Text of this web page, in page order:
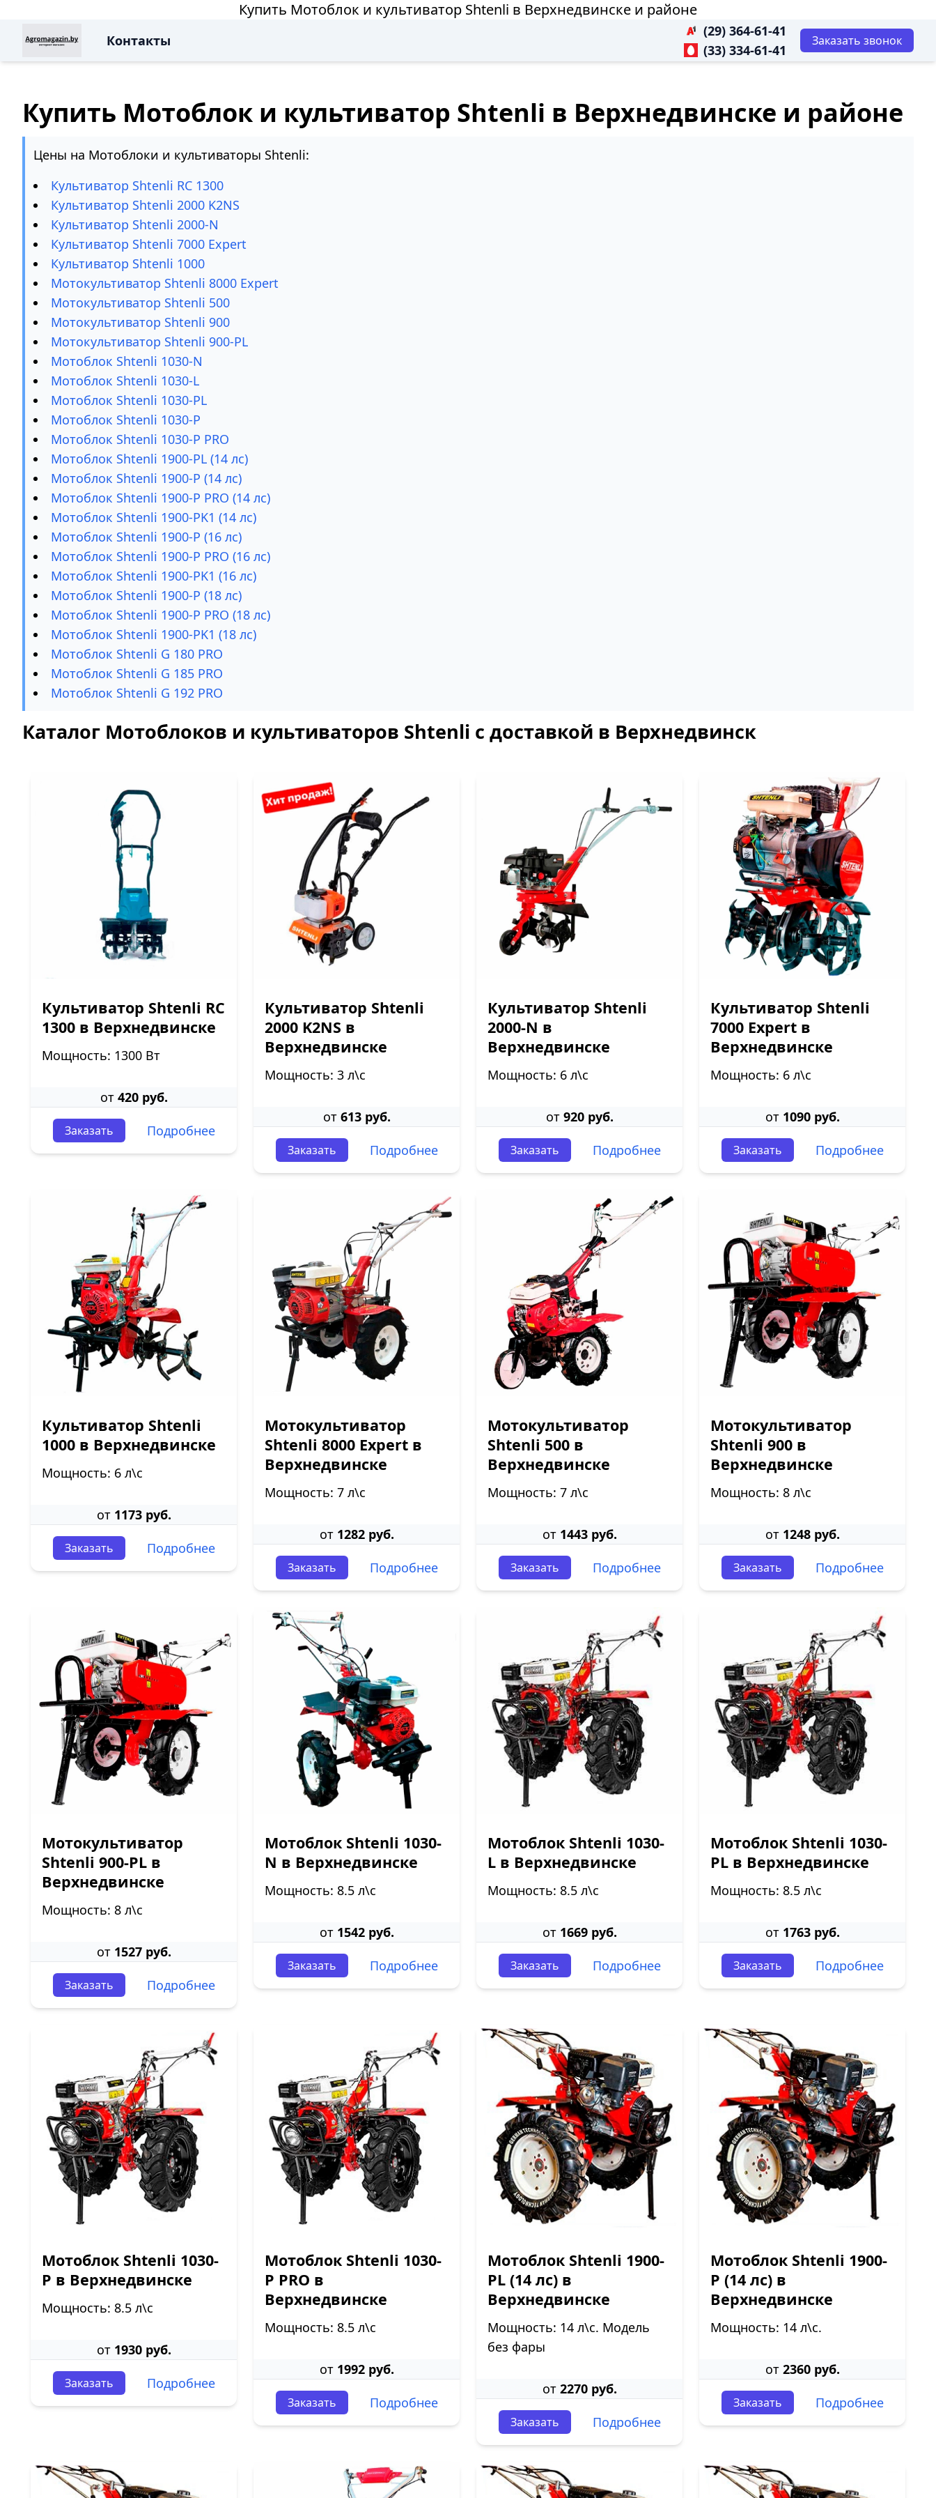
Купить Мотоблок и культиватор Shtenli в Верхнедвинске и районе
Контакты
(29) 364-61-41
(33) 334-61-41
Заказать звонок
Купить Мотоблок и культиватор Shtenli в Верхнедвинске и районе
Цены на Мотоблоки и культиваторы Shtenli:
Культиватор Shtenli RC 1300
Культиватор Shtenli 2000 K2NS
Культиватор Shtenli 2000-N
Культиватор Shtenli 7000 Expert
Культиватор Shtenli 1000
Мотокультиватор Shtenli 8000 Expert
Мотокультиватор Shtenli 500
Мотокультиватор Shtenli 900
Мотокультиватор Shtenli 900-PL
Мотоблок Shtenli 1030-N
Мотоблок Shtenli 1030-L
Мотоблок Shtenli 1030-PL
Мотоблок Shtenli 1030-P
Мотоблок Shtenli 1030-P PRO
Мотоблок Shtenli 1900-PL (14 лс)
Мотоблок Shtenli 1900-P (14 лс)
Мотоблок Shtenli 1900-P PRO (14 лс)
Мотоблок Shtenli 1900-PK1 (14 лс)
Мотоблок Shtenli 1900-P (16 лс)
Мотоблок Shtenli 1900-P PRO (16 лс)
Мотоблок Shtenli 1900-PK1 (16 лс)
Мотоблок Shtenli 1900-P (18 лс)
Мотоблок Shtenli 1900-P PRO (18 лс)
Мотоблок Shtenli 1900-PK1 (18 лс)
Мотоблок Shtenli G 180 PRO
Мотоблок Shtenli G 185 PRO
Мотоблок Shtenli G 192 PRO
Каталог Мотоблоков и культиваторов Shtenli с доставкой в Верхнедвинск
Культиватор Shtenli RC
1300 в Верхнедвинске
Мощность: 1300 Вт
от 420 руб.
Заказать Подробнее
Культиватор Shtenli
2000 K2NS в
Верхнедвинске
Мощность: 3 л\с
от 613 руб.
Заказать Подробнее
Культиватор Shtenli
2000-N в
Верхнедвинске
Мощность: 6 л\с
от 920 руб.
Заказать Подробнее
Культиватор Shtenli
7000 Expert в
Верхнедвинске
Мощность: 6 л\с
от 1090 руб.
Заказать Подробнее
Культиватор Shtenli
1000 в Верхнедвинске
Мощность: 6 л\с
от 1173 руб.
Заказать Подробнее
Мотокультиватор
Shtenli 8000 Expert в
Верхнедвинске
Мощность: 7 л\с
от 1282 руб.
Заказать Подробнее
Мотокультиватор
Shtenli 500 в
Верхнедвинске
Мощность: 7 л\с
от 1443 руб.
Заказать Подробнее
Мотокультиватор
Shtenli 900 в
Верхнедвинске
Мощность: 8 л\с
от 1248 руб.
Заказать Подробнее
Мотокультиватор
Shtenli 900-PL в
Верхнедвинске
Мощность: 8 л\с
от 1527 руб.
Заказать Подробнее
Мотоблок Shtenli 1030-
N в Верхнедвинске
Мощность: 8.5 л\с
от 1542 руб.
Заказать Подробнее
Мотоблок Shtenli 1030-
L в Верхнедвинске
Мощность: 8.5 л\с
от 1669 руб.
Заказать Подробнее
Мотоблок Shtenli 1030-
PL в Верхнедвинске
Мощность: 8.5 л\с
от 1763 руб.
Заказать Подробнее
Мотоблок Shtenli 1030-
P в Верхнедвинске
Мощность: 8.5 л\с
от 1930 руб.
Заказать Подробнее
Мотоблок Shtenli 1030-
P PRO в
Верхнедвинске
Мощность: 8.5 л\с
от 1992 руб.
Заказать Подробнее
Мотоблок Shtenli 1900-
PL (14 лс) в
Верхнедвинске
Мощность: 14 л\с. Модель
без фары
от 2270 руб.
Заказать Подробнее
Мотоблок Shtenli 1900-
P (14 лс) в
Верхнедвинске
Мощность: 14 л\с.
от 2360 руб.
Заказать Подробнее